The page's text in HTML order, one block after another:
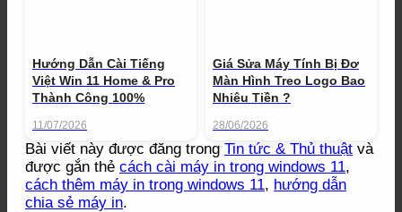
Hướng Dẫn Cài Tiếng
Việt Win 11 Home & Pro
Thành Công 100%
11/07/2026
Giá Sửa Máy Tính Bị Đơ
Màn Hình Treo Logo Bao
Nhiêu Tiền ?
28/06/2026
Bài viết này được đăng trong Tin tức & Thủ thuật và
được gắn thẻ cách cài máy in trong windows 11,
cách thêm máy in trong windows 11, hướng dẫn
chia sẻ máy in.